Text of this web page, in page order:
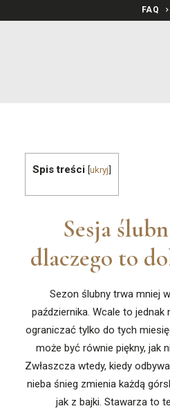
FAQ
Spis treści [ukryj]
Sesja
dlaczego to
Sezon ślubny trwa mniej
października. Wcale to jednak
ograniczać tylko do tych
może być równie piękny, jak
Zwłaszcza wtedy, kiedy
nieba śnieg zmienia każdą
jak z bajki. Stawarza to